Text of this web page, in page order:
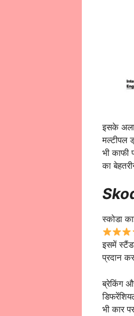
इसके
मल्टीपल
भी काफी
का
स्कोडा
इसमें
प्रदान
ब्रेकिंग
भी कार